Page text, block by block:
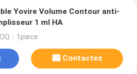
Yovire Volume Contour anti-
1 ml HA
：1piece
Contactez